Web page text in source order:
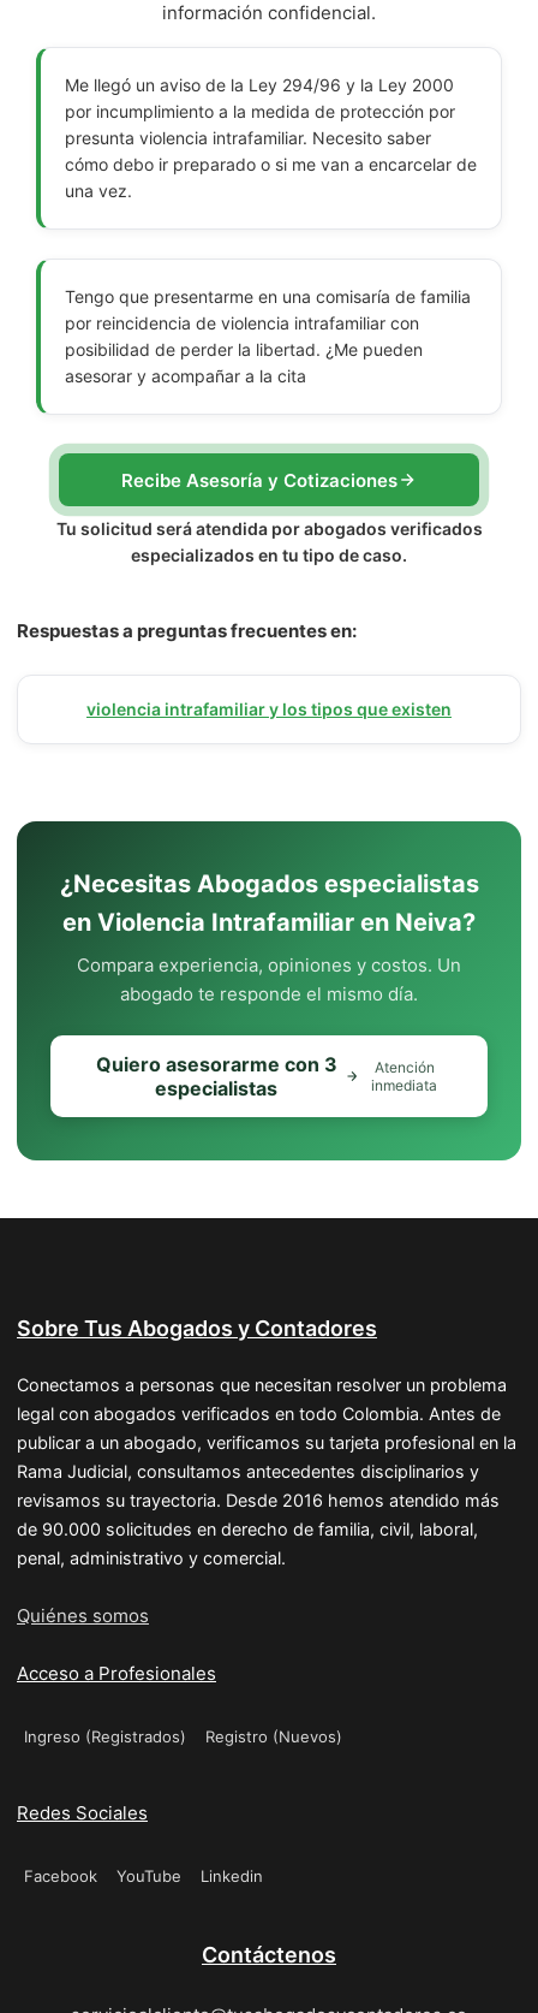
información confidencial.
Me llegó un aviso de la Ley 294/96 y la Ley 2000
por incumplimiento a la medida de protección por
presunta violencia intrafamiliar. Necesito saber
cómo debo ir preparado o si me van a encarcelar de
una vez.
Tengo que presentarme en una comisaría de familia
por reincidencia de violencia intrafamiliar con
posibilidad de perder la libertad. ¿Me pueden
asesorar y acompañar a la cita
Recibe Asesoría y Cotizaciones
Tu solicitud será atendida por abogados verificados
especializados en tu tipo de caso.
Respuestas a preguntas frecuentes en:
violencia intrafamiliar y los tipos que existen
¿Necesitas Abogados especialistas
en Violencia Intrafamiliar en Neiva?
Compara experiencia, opiniones y costos. Un
abogado te responde el mismo día.
Quiero asesorarme con 3
especialistas
Atención
inmediata
Sobre Tus Abogados y Contadores
Conectamos a personas que necesitan resolver un problema
legal con abogados verificados en todo Colombia. Antes de
publicar a un abogado, verificamos su tarjeta profesional en la
Rama Judicial, consultamos antecedentes disciplinarios y
revisamos su trayectoria. Desde 2016 hemos atendido más
de 90.000 solicitudes en derecho de familia, civil, laboral,
penal, administrativo y comercial.
Quiénes somos
Acceso a Profesionales
Ingreso (Registrados) Registro (Nuevos)
Redes Sociales
Facebook YouTube Linkedin
Contáctenos